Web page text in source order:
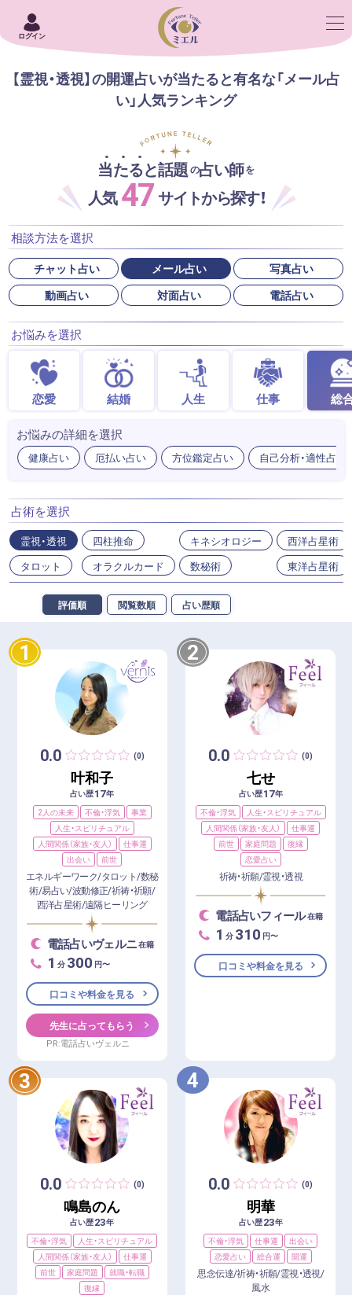
ログイン
【霊視・透視】の開運占いが当たると有名な「メール占
い」人気ランキング
当たると話題の占い師を
人気47サイトから探す！
相談方法を選択
チャット占い メール占い
写真占い
動画占い
対面占い 電話占い
お悩みを選択
恋愛 結婚 人生 仕事 総
お悩みの詳細を選択
健康占い 厄払い占い 方位鑑定占い 自己分析・適性占い
占術を選択
霊視・透視
タロット
四柱推命
オラクルカード
キネシオロジー
数秘術
西洋占星術
東洋占星術
評価順 閲覧数順 占い歴順
1
0.0 (0)
叶和子
占い歴17年
2人の未来
不倫・浮気
事業
人生・スピリチュアル
人間関係（家族・友人）
仕事運
出会い
前世
エネルギーワーク/タロット/数秘
術/易占い/波動修正/祈祷・祈願/
西洋占星術/遠隔ヒーリング
電話占いヴェルニ在籍
1 分 300 円〜
口コミや料金を見る
先生に占ってもらう
PR:電話占いヴェルニ
2
0.0 (0)
七せ
占い歴17年
不倫・浮気
人生・スピリチュアル
人間関係（家族・友人）
仕事運
前世
家庭問題
復縁
恋愛占い
祈祷・祈願/霊視・透視
電話占いフィール在籍
1 分 310 円〜
口コミや料金を見る
3
0.0 (0)
鳴島のん
占い歴23年
不倫・浮気
人生・スピリチュアル
人間関係（家族・友人）
仕事運
前世
家庭問題
就職・転職
復縁
4
0.0 (0)
明華
占い歴23年
不倫・浮気
仕事運
出会い
恋愛占い
総合運 開運
思念伝達/祈祷・祈願/霊視・透視/
風水